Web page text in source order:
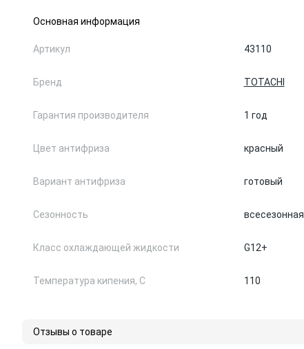
Основная информация
Артикул 43110
Бренд TOTACHI
Гарантия производителя 1 год
Цвет антифриза красный
Вариант антифриза готовый
Сезонность всесезонная
Класс охлаждающей жидкости G12+
Температура кипения, С 110
Отзывы о товаре